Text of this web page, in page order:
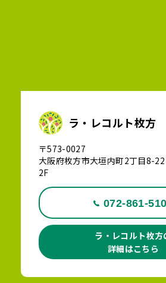
ラ・レコルト枚方
〒573-0027
大阪府枚方市大垣内町2丁目8-
2F
072-861-
ラ・レコルト枚方
詳細はこちら